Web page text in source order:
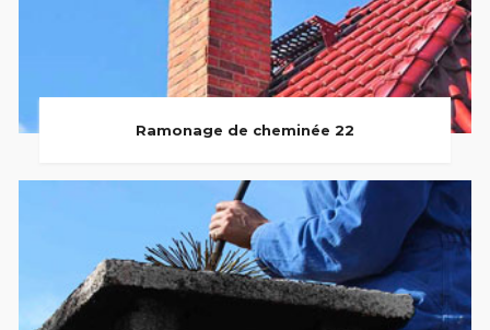
Ramonage de cheminée 22